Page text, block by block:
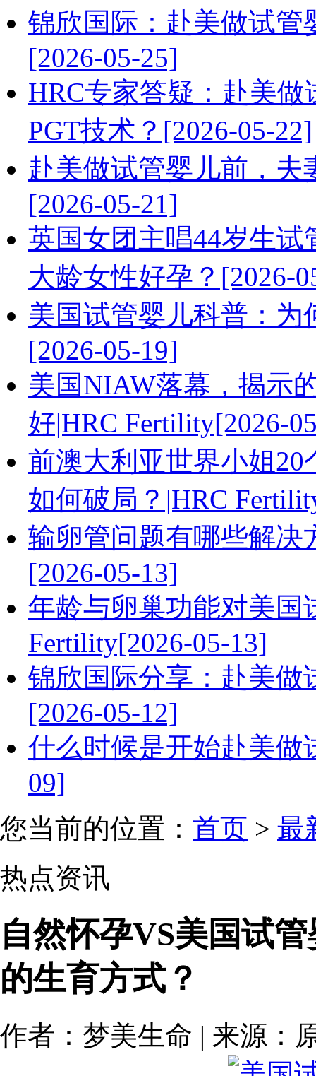
锦欣国际：赴美做试管
[2026-05-25]
HRC专家答疑：赴美
PGT技术？[2026-05-22]
赴美做试管婴儿前，
[2026-05-21]
英国女团主唱44岁生
大龄女性好孕？[2026-
美国试管婴儿科普：
[2026-05-19]
美国NIAW落幕，揭示
好|HRC Fertility[2026-
前澳大利亚世界小姐
如何破局？|HRC
输卵管问题有哪些解决
[2026-05-13]
年龄与卵巢功能对美国
Fertility[2026-05-13]
锦欣国际分享：赴美做
[2026-05-12]
什么时候是开始赴美做
09]
您当前的位置： 首页 > 最
热点资讯
自然怀孕VS美国试
的生育方式？
作者：梦美生命 | 来源：